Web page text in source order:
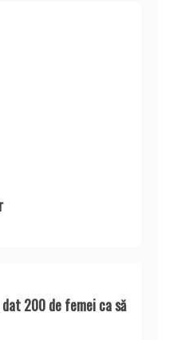
200 de femei ca să